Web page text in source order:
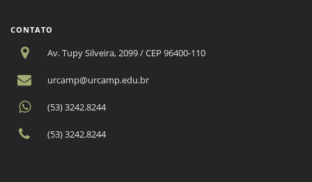
CONTATO
Av. Tupy Silveira, 2099 / CEP 96400-110
urcamp@urcamp.edu.br
(53) 3242.8244
(53) 3242.8244